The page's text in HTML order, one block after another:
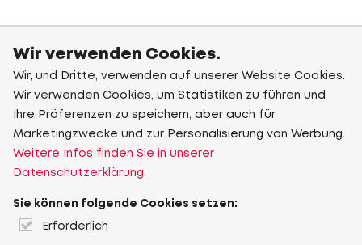
Wir verwenden Cookies.
Wir, und Dritte, verwenden auf unserer Website Cookies.
Wir verwenden Cookies, um Statistiken zu führen und
Ihre Präferenzen zu speichern, aber auch für
Marketingzwecke und zur Personalisierung von Werbung.
Weitere Infos finden Sie in unserer
Datenschutzerklärung.
Sie können folgende Cookies setzen:
Erforderlich